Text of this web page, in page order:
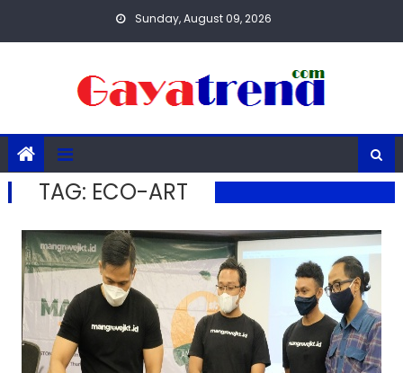
Sunday, August 09, 2026
TAG: ECO-ART